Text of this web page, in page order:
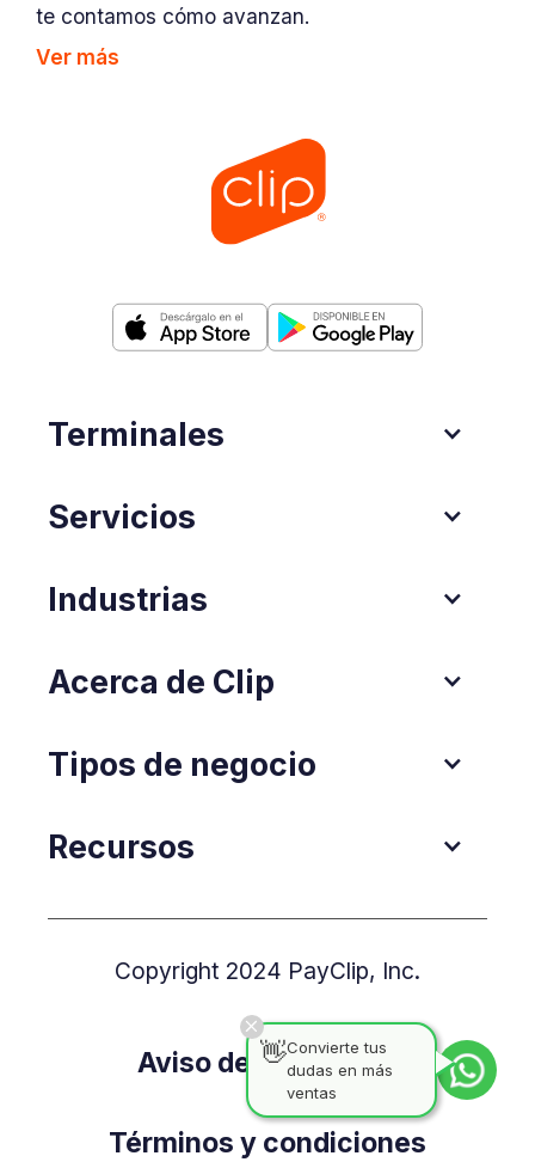
te contamos cómo avanzan.
Ver más
Terminales
Servicios
Industrias
Acerca de Clip
Tipos de negocio
Recursos
Copyright 2024 PayClip, Inc.
Aviso de Privacidad
Términos y condiciones
👋Convierte tus
dudas en más
ventas